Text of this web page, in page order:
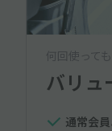
何回使って
バリュ
通常会